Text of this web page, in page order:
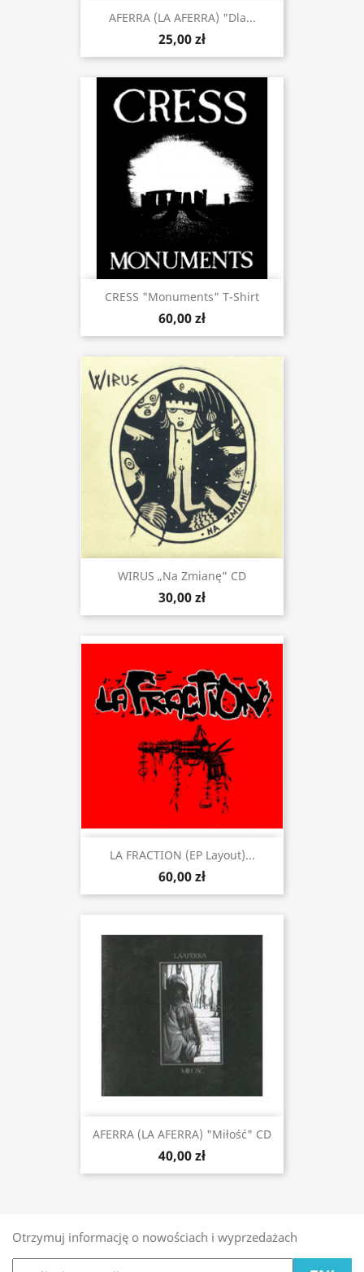
AFERRA (LA AFERRA) "Dla...
25,00 zł
CRESS "Monuments" T-Shirt
60,00 zł
WIRUS „Na Zmianę” CD
30,00 zł
LA FRACTION (EP Layout)...
60,00 zł
AFERRA (LA AFERRA) "Miłość" CD
40,00 zł
Otrzymuj informację o nowościach i wyprzedażach